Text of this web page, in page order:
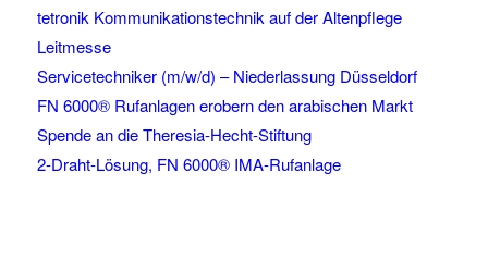
tetronik Kommunikationstechnik auf der Altenpflege
Leitmesse
Servicetechniker (m/w/d) – Niederlassung Düsseldorf
FN 6000® Rufanlagen erobern den arabischen Markt
Spende an die Theresia-Hecht-Stiftung
2-Draht-Lösung, FN 6000® IMA-Rufanlage